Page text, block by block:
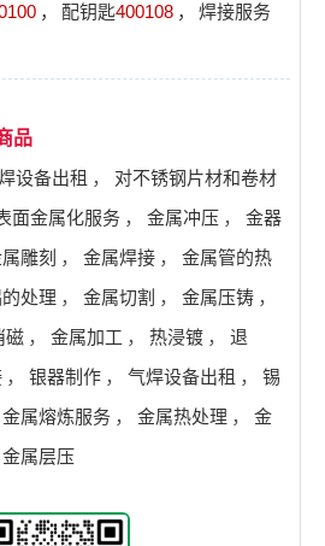
， 配钥匙400108 ，
焊接服务
品
设备出租 ，
对不锈钢片材和卷材
面金属化服务 ， 金属冲压 ，
金器
雕刻 ， 金属焊接 ，
金属管的热
处理 ， 金属切割 ， 金属压铸 ，
磁 ， 金属加工 ， 热浸镀 ，
退
， 银器制作 ， 气焊设备出租 ，
锡
金属熔炼服务 ， 金属热处理 ，
金
金属层压